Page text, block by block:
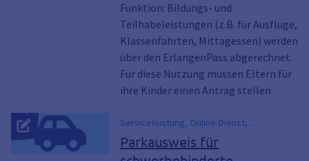
Funktion: Bildungs- und
Teilhabeleistungen (z.B. für Ausflüge,
Klassenfahrten, Mittagessen) werden
über den ErlangenPass abgerechnet.
Für diese Nutzung müssen Eltern für
ihre Kinder einen Antrag stellen.
Serviceleistung, Online-Dienst,
internationale blaue Parkausweis,
Parkerleichterung, Parkerlaubnis , parken,
Parkausweis für